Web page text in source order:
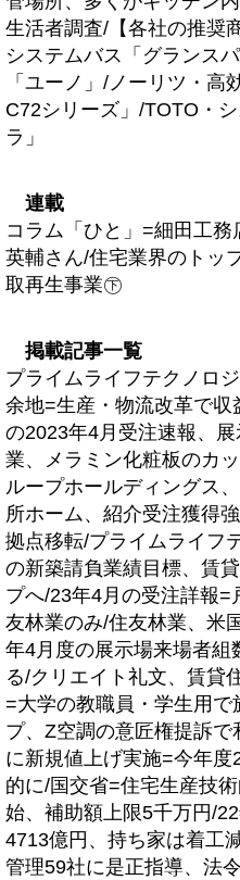
生活者調査/【各社の推奨
システムバス「グランス
「ユーノ」/ノーリツ・高
C72シリーズ」/TOTO・
ラ」
連載
コラム「ひと」=細田工
英輔さん/住宅業界のトッ
取再生事業㊦
掲載記事一覧
プライムライフテクノロ
余地=生産・物流改革で
の2023年4月受注速報、
業、メラミン化粧板のカ
ループホールディングス
所ホーム、紹介受注獲得
拠点移転/プライムライフ
の新築請負業績目標、賃
プへ/23年4月の受注詳報=
友林業のみ/住友林業、米
年4月度の展示場来場者組
る/クリエイト礼文、賃貸
=大学の教職員・学生用
プ、Z空調の意匠権提訴
に新規値上げ実施=今年度
的に/国交省=住宅生産技
始、補助額上限5千万円/
4713億円、持ち家は着工
管理59社に是正指導、法